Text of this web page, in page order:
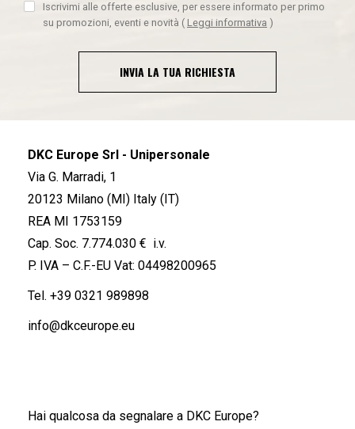
Iscrivimi alle offerte esclusive, per essere informato per primo
su promozioni, eventi e novità ( Leggi informativa )
INVIA LA TUA RICHIESTA
DKC Europe Srl - Unipersonale
Via G. Marradi, 1
20123 Milano (MI) Italy (IT)
REA MI 1753159
Cap. Soc. 7.774.030 € i.v.
P. IVA – C.F.-EU Vat: 04498200965
Tel. +39 0321 989898
info@dkceurope.eu
Hai qualcosa da segnalare a DKC Europe?